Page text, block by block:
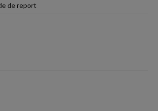
de report